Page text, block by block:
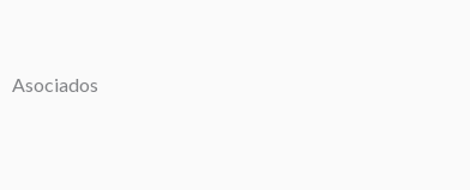
Asociados